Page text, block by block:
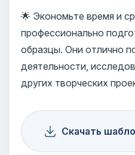
🌟 Экономьте время и
профессионально
образцы. Они отлично
деятельности,
других творческих
Скачать